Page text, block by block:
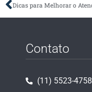
Contato
(11) 5523-4758